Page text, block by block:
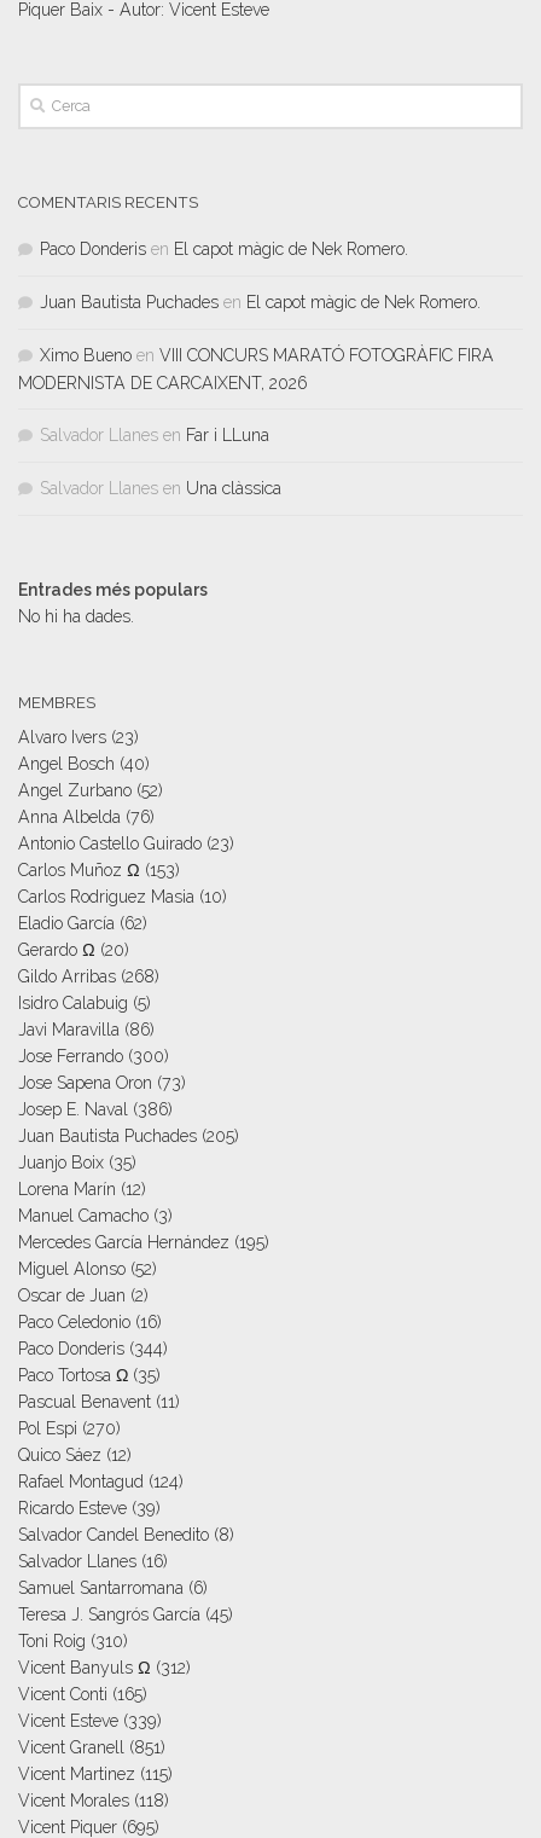
Piquer Baix - Autor: Vicent Esteve
COMENTARIS RECENTS
Paco Donderis en El capot màgic de Nek Romero.
Juan Bautista Puchades en El capot màgic de Nek Romero.
Ximo Bueno en VIII CONCURS MARATÓ FOTOGRÀFIC FIRA
MODERNISTA DE CARCAIXENT, 2026
Salvador Llanes en Far i LLuna
Salvador Llanes en Una clàssica
Entrades més populars
No hi ha dades.
MEMBRES
Alvaro Ivers (23)
Angel Bosch (40)
Angel Zurbano (52)
Anna Albelda (76)
Antonio Castello Guirado (23)
Carlos Muñoz Ω (153)
Carlos Rodriguez Masia (10)
Eladio García (62)
Gerardo Ω (20)
Gildo Arribas (268)
Isidro Calabuig (5)
Javi Maravilla (86)
Jose Ferrando (300)
Jose Sapena Oron (73)
Josep E. Naval
(386)
Juan Bautista Puchades (205)
Juanjo Boix (35)
Lorena Marín (12)
Manuel Camacho (3)
Mercedes García Hernández (195)
Miguel Alonso (52)
Oscar de Juan (2)
Paco Celedonio (16)
Paco Donderis (344)
Paco Tortosa Ω (35)
Pascual Benavent (11)
Pol Espi (270)
Quico Sáez (12)
Rafael Montagud (124)
Ricardo Esteve (39)
Salvador Candel Benedito (8)
Salvador Llanes (16)
Samuel Santarromana (6)
Teresa J. Sangrós García (45)
Toni Roig (310)
Vicent Banyuls Ω (312)
Vicent Conti (165)
Vicent Esteve (339)
Vicent Granell
(851)
Vicent Martinez (115)
Vicent Morales (118)
Vicent Piquer (695)